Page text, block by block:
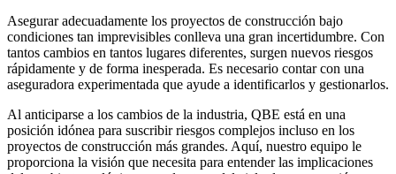
Asegurar adecuadamente los proyectos de construcción bajo
condiciones tan imprevisibles conlleva una gran incertidumbre. Con
tantos cambios en tantos lugares diferentes, surgen nuevos riesgos
rápidamente y de forma inesperada. Es necesario contar con una
aseguradora experimentada que ayude a identificarlos y gestionarlos.
Al anticiparse a los cambios de la industria, QBE está en una
posición idónea para suscribir riesgos complejos incluso en los
proyectos de construcción más grandes. Aquí, nuestro equipo le
proporciona la visión que necesita para entender las implicaciones